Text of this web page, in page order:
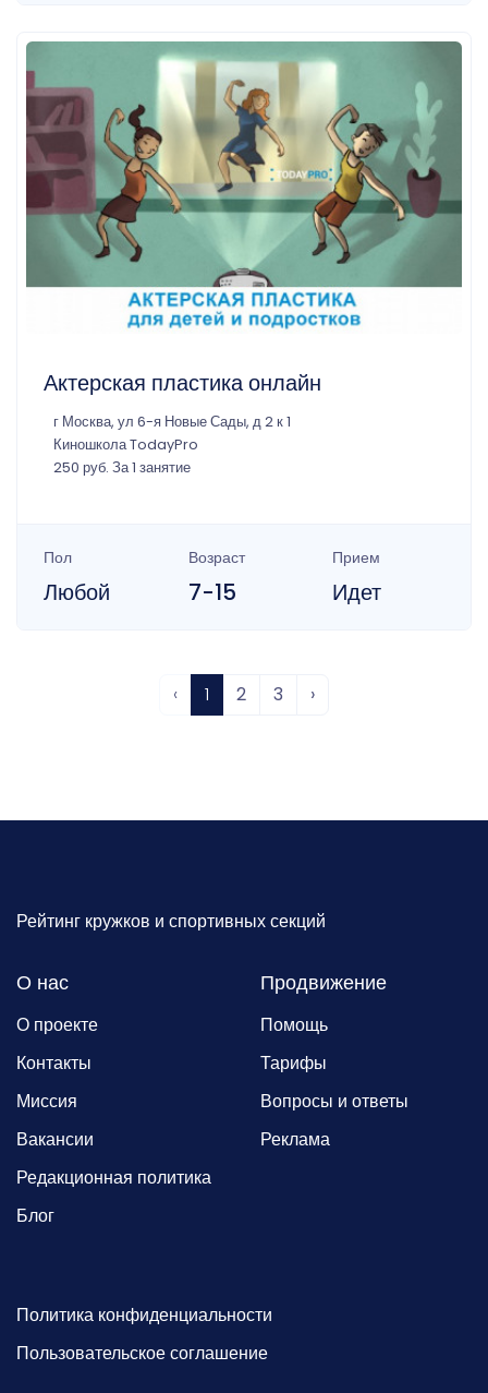
Актерская пластика онлайн
г Москва, ул 6-я Новые Сады, д 2 к 1
Киношкола TodayPro
250 руб. За 1 занятие
Пол
Любой
Возраст
7-15
Прием
Идет
‹ 1 2 3 ›
Рейтинг кружков и спортивных секций
О нас
О проекте
Контакты
Миссия
Вакансии
Редакционная политика
Блог
Продвижение
Помощь
Тарифы
Вопросы и ответы
Реклама
Политика конфиденциальности
Пользовательское соглашение